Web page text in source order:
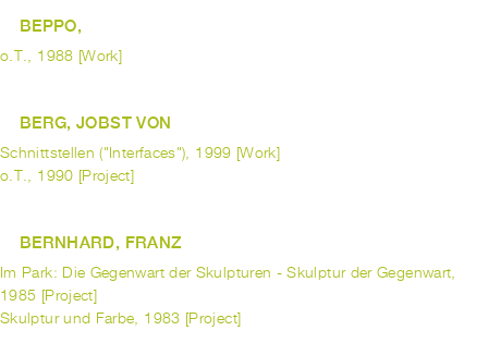
BEPPO,
o.T., 1988 [Work]
BERG, JOBST VON
Schnittstellen ("Interfaces"), 1999 [Work]
o.T., 1990 [Project]
BERNHARD, FRANZ
Im Park: Die Gegenwart der Skulpturen - Skulptur der Gegenwart,
1985 [Project]
Skulptur und Farbe, 1983 [Project]